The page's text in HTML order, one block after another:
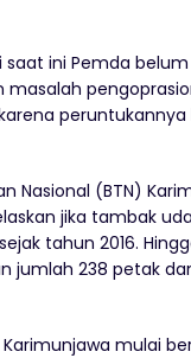
saat ini Pemda
masalah
peruntukannya
Nasional (BTN)
jika tambak
tahun 2016.
jumlah 238 petak
mulai